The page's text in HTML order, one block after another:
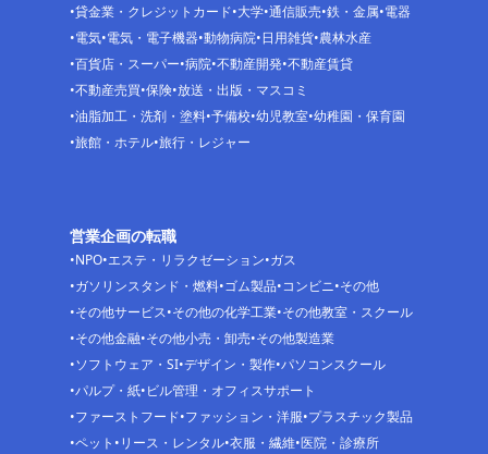
貸金業・クレジットカード 大学 通信販売 鉄・金属 電器
電気 電気・電子機器 動物病院 日用雑貨 農林水産
百貨店・スーパー 病院 不動産開発 不動産賃貸
不動産売買 保険 放送・出版・マスコミ
油脂加工・洗剤・塗料 予備校 幼児教室 幼稚園・保育園
旅館・ホテル 旅行・レジャー
営業企画の転職
NPO エステ・リラクゼーション ガス
ガソリンスタンド・燃料 ゴム製品 コンビニ その他
その他サービス その他の化学工業 その他教室・スクール
その他金融 その他小売・卸売 その他製造業
ソフトウェア・SI デザイン・製作 パソコンスクール
パルプ・紙 ビル管理・オフィスサポート
ファーストフード ファッション・洋服 プラスチック製品
ペット リース・レンタル 衣服・繊維 医院・診療所